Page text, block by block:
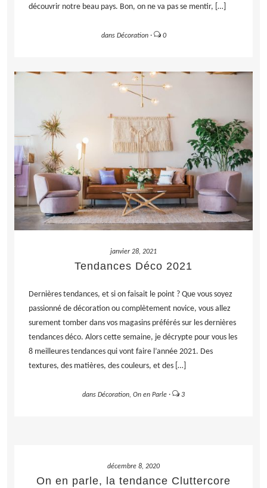
découvrir notre beau pays. Bon, on ne va pas se mentir, […]
dans Décoration· 0
LIRE LA SUITE
janvier 28, 2021
Tendances Déco 2021
Dernières tendances, et si on faisait le point ? Que vous soyez
passionné de décoration ou complètement novice, vous allez
surement tomber dans vos magasins préférés sur les dernières
tendances déco. Alors cette semaine, je décrypte pour vous les
8 meilleures tendances qui vont faire l’année 2021. Des
textures, des matières, des couleurs, et des […]
dans Décoration, On en Parle · 3
décembre 8, 2020
On en parle, la tendance Cluttercore